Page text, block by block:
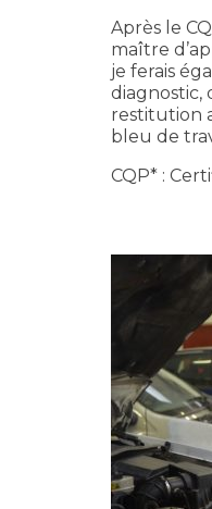
Après le
maître
je ferais
diagnostic,
restitution
bleu de
CQP* :